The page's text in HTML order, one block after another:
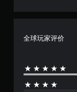
全球玩家评价